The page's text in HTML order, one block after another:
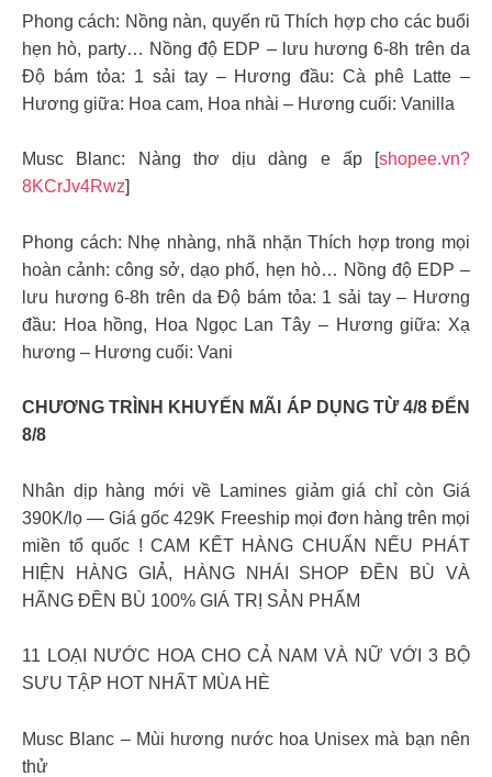
Phong cách: Nồng nàn, quyến rũ Thích hợp cho các buổi
hẹn hò, party… Nồng độ EDP – lưu hương 6-8h trên da
Độ bám tỏa: 1 sải tay – Hương đầu: Cà phê Latte –
Hương giữa: Hoa cam, Hoa nhài – Hương cuối: Vanilla
Musc Blanc: Nàng thơ dịu dàng e ấp [ shopee.vn?
8KCrJv4Rwz
Phong cách: Nhẹ nhàng, nhã nhặn Thích hợp trong mọi
hoàn cảnh: công sở, dạo phố, hẹn hò… Nồng độ EDP –
lưu hương 6-8h trên da Độ bám tỏa: 1 sải tay – Hương
đầu: Hoa hồng, Hoa Ngọc Lan Tây – Hương giữa: Xạ
hương – Hương cuối: Vani
CHƯƠNG TRÌNH KHUYẾN MÃI ÁP DỤNG TỪ 4/8 ĐẾN
8/8
Nhân dịp hàng mới về Lamines giảm giá chỉ còn Giá
390K/lọ — Giá gốc 429K Freeship mọi đơn hàng trên mọi
miền tổ quốc ! CAM KẾT HÀNG CHUẨN NẾU PHÁT
HIỆN HÀNG GIẢ, HÀNG NHÁI SHOP ĐỀN BÙ VÀ
HÃNG ĐỀN BÙ 100% GIÁ TRỊ SẢN PHẨM
11 LOẠI NƯỚC HOA CHO CẢ NAM VÀ NỮ VỚI 3 BỘ
SƯU TẬP HOT NHẤT MÙA HÈ
Musc Blanc – Mùi hương nước hoa Unisex mà bạn nên
thử